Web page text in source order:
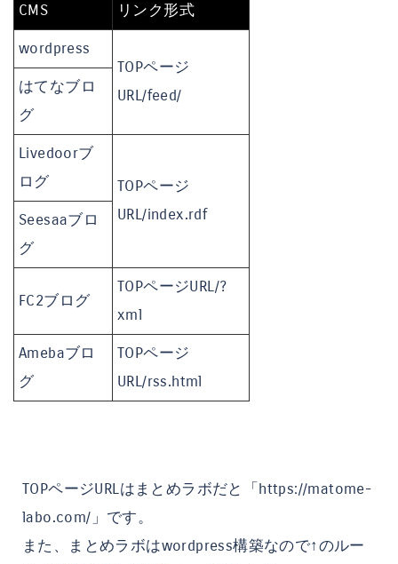
CMS リンク形式
wordpress
TOPページ
URL/feed/
はてなブロ
グ
Livedoorブ
ログ
TOPページ
URL/index.rdf
Seesaaブロ
グ
FC2ブログ
TOPページURL/?
xml
Amebaブロ
グ
TOPページ
URL/rss.html
TOPページURLはまとめラボだと「https://matome-
labo.com/」です。
また、まとめラボはwordpress構築なので↑のルー